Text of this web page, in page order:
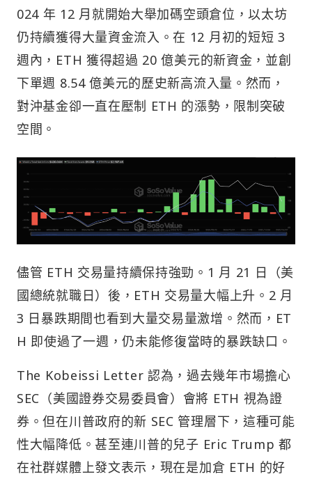
024 年 12 月就開始大舉加碼空頭倉位，以太坊
仍持續獲得大量資金流入。在 12 月初的短短 3
週內，ETH 獲得超過 20 億美元的新資金，並創
下單週 8.54 億美元的歷史新高流入量。然而，
對沖基金卻一直在壓制 ETH 的漲勢，限制突破
空間。
儘管 ETH 交易量持續保持強勁。1 月 21 日（美
國總統就職日）後，ETH 交易量大幅上升。2 月
3 日暴跌期間也看到大量交易量激增。然而，ET
H 即使過了一週，仍未能修復當時的暴跌缺口。
The Kobeissi Letter 認為，過去幾年市場擔心
SEC（美國證券交易委員會）會將 ETH 視為證
券。但在川普政府的新 SEC 管理層下，這種可能
性大幅降低。甚至連川普的兒子 Eric Trump 都
在社群媒體上發文表示，現在是加倉 ETH 的好